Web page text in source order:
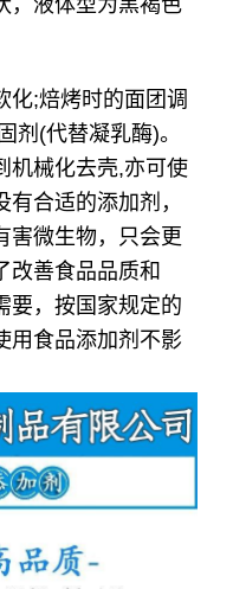
化;焙烤时的面团调
剂(代替凝乳酶)。
机械化去壳,亦可使
合适的添加剂，
害微生物，只会更
改善食品品质和
要，按国家规定的
用食品添加剂不影